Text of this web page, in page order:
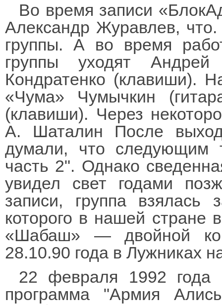
Во время записи
Александр Журавлев,
группы. А во время
группы уходят
Кондратенко (клавиши).
«Чума» Чумычкин
(клавиши). Через
А. Шаталин После
думали, что следующим
часть 2". Однако
увидел свет годами
записи, группа взялась
которого в нашей
«Шабаш» — двойной
28.10.90 года в Лужниках
22 февраля 1992
программа "Армия